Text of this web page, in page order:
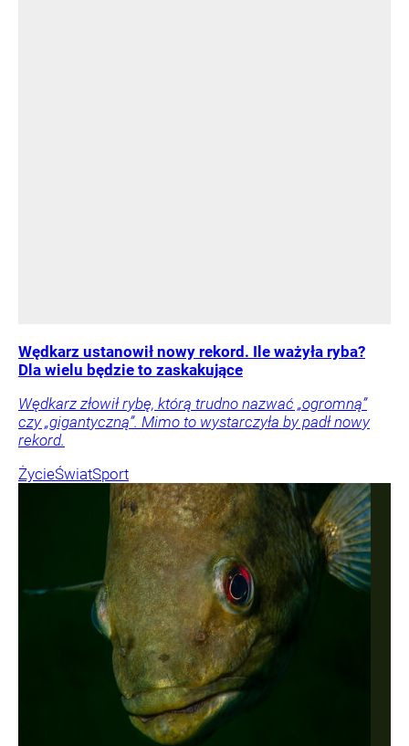
Wędkarz ustanowił nowy rekord. Ile ważyła ryba?
Dla wielu będzie to zaskakujące
Wędkarz złowił rybę, którą trudno nazwać „ogromną”
czy „gigantyczną”. Mimo to wystarczyła by padł nowy
rekord.
ŻycieŚwiatSport